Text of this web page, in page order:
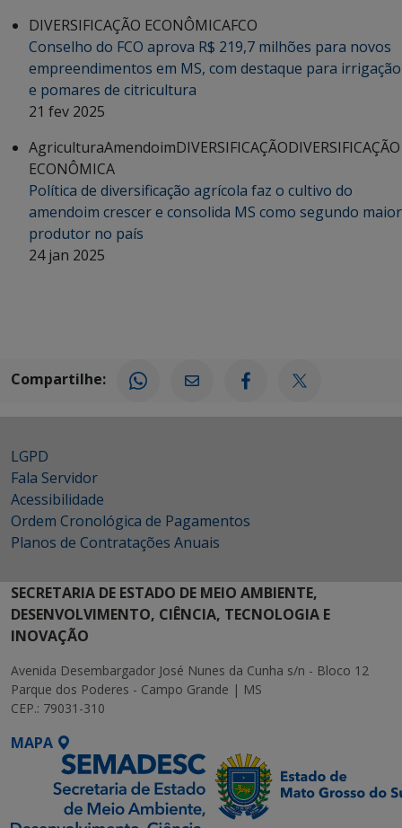
DIVERSIFICAÇÃO ECONÔMICAFCO
Conselho do FCO aprova R$ 219,7 milhões para novos
empreendimentos em MS, com destaque para irrigação
e pomares de citricultura
21 fev 2025
AgriculturaAmendoimDIVERSIFICAÇÃODIVERSIFICAÇÃO
ECONÔMICA
Política de diversificação agrícola faz o cultivo do
amendoim crescer e consolida MS como segundo maior
produtor no país
24 jan 2025
Compartilhe:
LGPD
Fala Servidor
Acessibilidade
Ordem Cronológica de Pagamentos
Planos de Contratações Anuais
SECRETARIA DE ESTADO DE MEIO AMBIENTE,
DESENVOLVIMENTO, CIÊNCIA, TECNOLOGIA E
INOVAÇÃO
Avenida Desembargador José Nunes da Cunha s/n - Bloco 12
Parque dos Poderes - Campo Grande | MS
CEP.: 79031-310
MAPA